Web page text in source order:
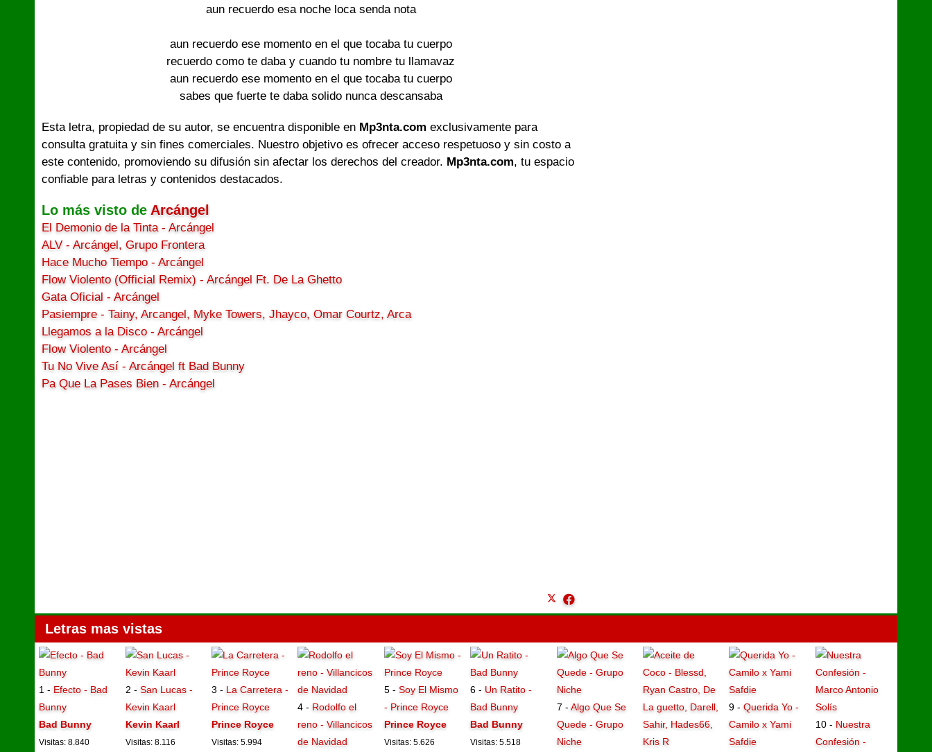
aun recuerdo esa noche loca senda nota
aun recuerdo ese momento en el que tocaba tu cuerpo
recuerdo como te daba y cuando tu nombre tu llamavaz
aun recuerdo ese momento en el que tocaba tu cuerpo
sabes que fuerte te daba solido nunca descansaba
Esta letra, propiedad de su autor, se encuentra disponible en Mp3nta.com exclusivamente para
consulta gratuita y sin fines comerciales. Nuestro objetivo es ofrecer acceso respetuoso y sin costo a
este contenido, promoviendo su difusión sin afectar los derechos del creador. Mp3nta.com, tu espacio
confiable para letras y contenidos destacados.
Lo más visto de Arcángel
El Demonio de la Tinta - Arcángel
ALV - Arcángel, Grupo Frontera
Hace Mucho Tiempo - Arcángel
Flow Violento (Official Remix) - Arcángel Ft. De La Ghetto
Gata Oficial - Arcángel
Pasiempre - Tainy, Arcangel, Myke Towers, Jhayco, Omar Courtz, Arca
Llegamos a la Disco - Arcángel
Flow Violento - Arcángel
Tu No Vive Así - Arcángel ft Bad Bunny
Pa Que La Pases Bien - Arcángel
Letras mas vistas
1 - Efecto - Bad
Bunny
Bad Bunny
Visitas: 8.840
2 - San Lucas -
Kevin Kaarl
Kevin Kaarl
Visitas: 8.116
3 - La Carretera -
Prince Royce
Prince Royce
Visitas: 5.994
4 - Rodolfo el
reno - Villancicos
de Navidad
5 - Soy El Mismo
- Prince Royce
Prince Royce
Visitas: 5.626
6 - Un Ratito -
Bad Bunny
Bad Bunny
Visitas: 5.518
7 - Algo Que Se
Quede - Grupo
Niche
9 -Querida Yo -
Camilo x Yami
Safdie
10 - Nuestra
Confesión -